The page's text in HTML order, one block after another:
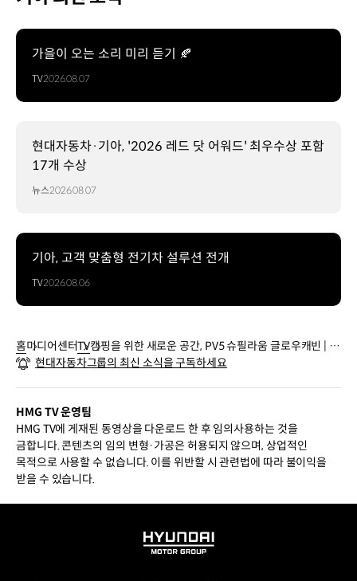
가을이 오는 소리 미리 듣기 🍂
TV2026.08.07
현대자동차·기아, '2026 레드 닷 어워드' 최우수상 포함
17개 수상
뉴스2026.08.07
기아, 고객 맞춤형 전기차 설루션 전개
TV2026.08.06
홈미디어센터TV캠핑을 위한 새로운 공간, PV5 슈필라움 글로우캐빈 | 재
팬 모빌리티쇼 2025
현대자동차그룹의 최신 소식을 구독하세요
HMG TV 운영팀
HMG TV에 게재된 동영상을 다운로드 한 후 임의사용하는 것을
금합니다. 콘텐츠의 임의 변형·가공은 허용되지 않으며, 상업적인
목적으로 사용할 수 없습니다. 이를 위반할 시 관련법에 따라 불이익을
받을 수 있습니다.
HYUNDAI